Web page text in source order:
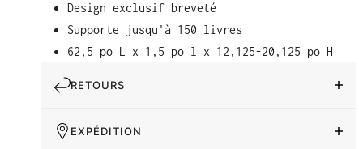
Design exclusif breveté
Supporte jusqu'à 150 livres
62,5 po L x 1,5 po l x 12,125-20,125 po H
RETOURS
EXPÉDITION